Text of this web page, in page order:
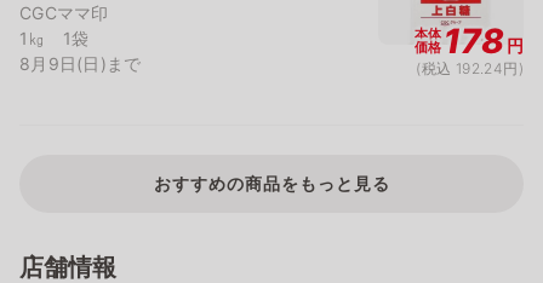
CGCママ印
1㎏ 1袋
8月9日(日)まで
本体
価格 178円
(税込 192.24円)
おすすめの商品をもっと見る
店舗情報